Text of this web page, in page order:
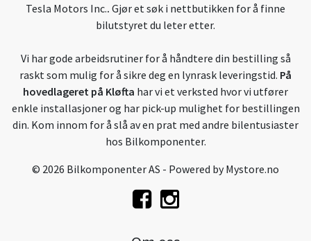
Tesla Motors Inc.. Gjør et søk i nettbutikken for å finne
bilutstyret du leter etter.
Vi har gode arbeidsrutiner for å håndtere din bestilling så
raskt som mulig for å sikre deg en lynrask leveringstid. På
hovedlageret på Kløfta har vi et verksted hvor vi utfører
enkle installasjoner og har pick-up mulighet for bestillingen
din. Kom innom for å slå av en prat med andre bilentusiaster
hos Bilkomponenter.
© 2026 Bilkomponenter AS - Powered byMystore.no